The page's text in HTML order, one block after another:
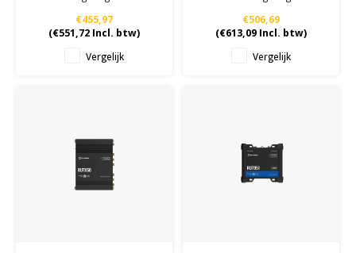
€455,97
(€551,72Incl. btw)
Vergelijk
€506,69
(€613,09 Incl. btw)
Vergelijk